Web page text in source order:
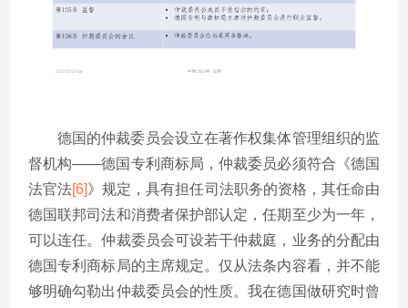
德国的仲裁委员会设立在著作权集体管理组织的监
督机构——德国专利商标局，仲裁委员必须符合《德国
法官法 [6] 》规定，具有担任司法职务的资格，其任命由
德国联邦司法和消费者保护部认定，任期至少为一年，
可以连任。仲裁委员会可设若干仲裁庭，业务的分配由
德国专利商标局的主席规定。仅从法条内容看，并不能
够明确勾勒出仲裁委员会的性质。我在德国做研究时曾